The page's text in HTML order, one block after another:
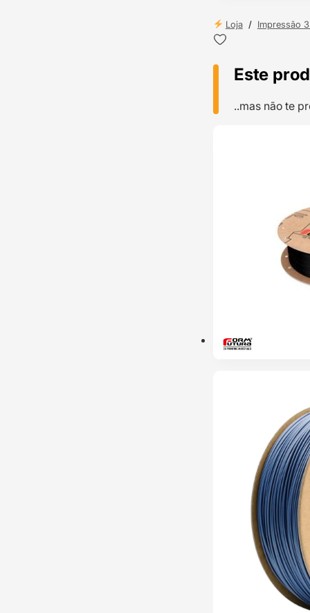
Loja / Impressão
Este
..mas não te